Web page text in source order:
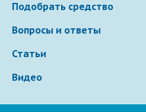
Подобрать средство
Вопросы и ответы
Статьи
Видео